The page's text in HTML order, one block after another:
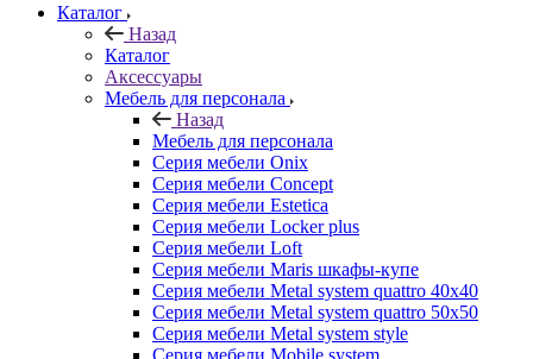
Каталог
Назад
Каталог
Аксессуары
Мебель для персонала
Назад
Мебель для персонала
Серия мебели Onix
Серия мебели Concept
Серия мебели Estetica
Серия мебели Locker plus
Серия мебели Loft
Серия мебели Maris шкафы-купе
Серия мебели Metal system quattro 40x40
Серия мебели Metal system quattro 50x50
Серия мебели Metal system style
Серия мебели Mobile system